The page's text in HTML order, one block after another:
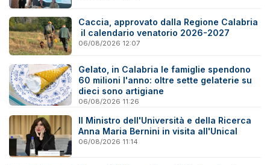
Caccia, approvato dalla Regione Calabria
il calendario venatorio 2026-2027
06/08/2026 12:07
Gelato, in Calabria le famiglie spendono
60 milioni l'anno: oltre sette gelaterie su
dieci sono artigiane
06/08/2026 11:26
Il Ministro dell'Università e della Ricerca
Anna Maria Bernini in visita all'Unical
06/08/2026 11:14